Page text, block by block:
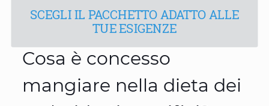
SCEGLI IL PACCHETTO ADATTO ALLE
TUE ESIGENZE
Cosa è concesso
mangiare nella dieta dei